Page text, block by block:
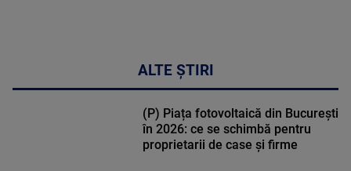
ALTE ȘTIRI
(P) Piața fotovoltaică din București
în 2026: ce se schimbă pentru
proprietarii de case și firme